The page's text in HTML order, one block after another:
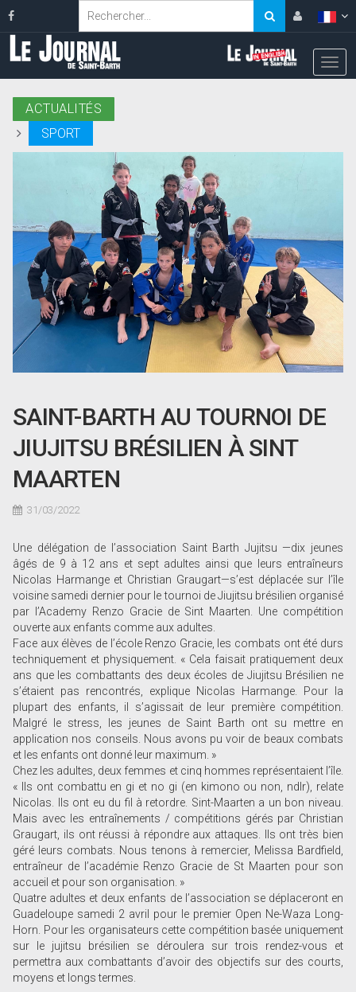
ACTUALITÉS
SPORT
SAINT-BARTH AU TOURNOI DE
JIUJITSU BRÉSILIEN À SINT
MAARTEN
31/03/2022
Une délégation de l’association Saint Barth Jujitsu —dix jeunes
âgés de 9 à 12 ans et sept adultes ainsi que leurs entraîneurs
Nicolas Harmange et Christian Graugart—s’est déplacée sur l’île
voisine samedi dernier pour le tournoi de Jiujitsu brésilien organisé
par l’Academy Renzo Gracie de Sint Maarten. Une compétition
ouverte aux enfants comme aux adultes.
Face aux élèves de l’école Renzo Gracie, les combats ont été durs
techniquement et physiquement. « Cela faisait pratiquement deux
ans que les combattants des deux écoles de Jiujitsu Brésilien ne
s’étaient pas rencontrés, explique Nicolas Harmange. Pour la
plupart des enfants, il s’agissait de leur première compétition.
Malgré le stress, les jeunes de Saint Barth ont su mettre en
application nos conseils. Nous avons pu voir de beaux combats
et les enfants ont donné leur maximum. »
Chez les adultes, deux femmes et cinq hommes représentaient l’île.
« Ils ont combattu en gi et no gi (en kimono ou non, ndlr), relate
Nicolas. Ils ont eu du fil à retordre. Sint-Maarten a un bon niveau.
Mais avec les entraînements / compétitions gérés par Christian
Graugart, ils ont réussi à répondre aux attaques. Ils ont très bien
géré leurs combats. Nous tenons à remercier, Melissa Bardfield,
entraîneur de l’académie Renzo Gracie de St Maarten pour son
accueil et pour son organisation. »
Quatre adultes et deux enfants de l’association se déplaceront en
Guadeloupe samedi 2 avril pour le premier Open Ne-Waza Long-
Horn. Pour les organisateurs cette compétition basée uniquement
sur le jujitsu brésilien se déroulera sur trois rendez-vous et
permettra aux combattants d’avoir des objectifs sur des courts,
moyens et longs termes.